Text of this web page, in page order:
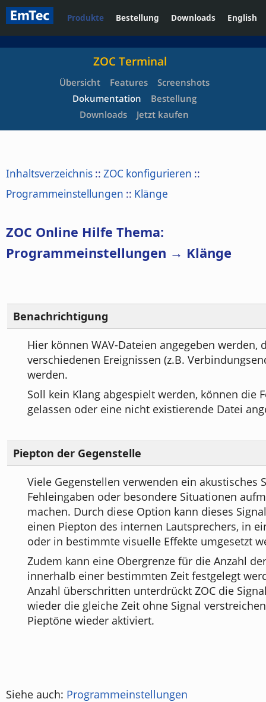
Produkte Bestellung Downloads English
ZOC Terminal
Übersicht Features
Screenshots
Dokumentation
Bestellung
Downloads
Jetzt kaufen
Inhaltsverzeichnis :: ZOC konfigurieren ::
Programmeinstellungen :: Klänge
ZOC Online Hilfe Thema:
Programmeinstellungen → Klänge
Benachrichtigung
Hier können WAV-Dateien angegeben werden,
verschiedenen Ereignissen (z.B.
werden.
Soll kein Klang abgespielt werden, können die
gelassen oder eine nicht existierende Datei
Piepton der Gegenstelle
Viele Gegenstellen verwenden ein akustisches
Fehleingaben oder besondere Situationen
machen. Durch diese Option kann dieses
einen Piepton des internen Lautsprechers, in
oder in bestimmte visuelle Effekte umgesetzt
Zudem kann eine Obergrenze für die Anzahl
innerhalb einer bestimmten Zeit festgelegt
Anzahl überschritten unterdrückt ZOC die
wieder die gleiche Zeit ohne Signal
Pieptöne wieder aktiviert.
Siehe auch: Programmeinstellungen